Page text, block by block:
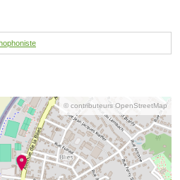
© contributeurs OpenStreetMap